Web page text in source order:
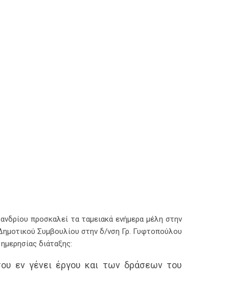
προσκαλεί τα ταμειακά ενήμερα μέλη στην
Συμβουλίου στην δ/νση Γρ. Γυφτοπούλου
διάταξης:
εν γένει έργου και των δράσεων του